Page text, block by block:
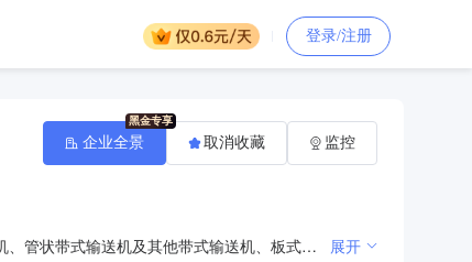
登录/注册
固定通用带式输送机、移动带式输送机、波状挡边带式输送机、气垫带式输送机、井巷（下）专用带式输送机、管状带式输送机及其他带式输送机、板式输送机、悬挂及链式输送机、滚轮输送机、货运架空索道、矿山机械、给料机、提升机、电气设备、钢结构的设计、制造、安装、调试、维修、保养，销售自产产品，带式输送机械领域内的技术开发、技术咨询、技术转让、技术服务，从事货物及技术的进出口业务，机电设备安装建设工程专业施工。【依法须经批准的项目，经相关部门批准后方可开展经营活动】 展开
企业全景 取消收藏 监控